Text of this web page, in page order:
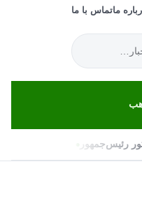
ماتماس با ما
رئیس‌جمهور•